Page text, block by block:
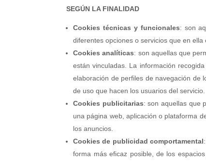
SEGÚN LA FINALIDAD
Cookies técnicas y funcionales: son
diferentes opciones o servicios que en ella
Cookies analíticas: son aquellas que
están vinculadas. La información
elaboración de perfiles de navegación de
de uso que hacen los usuarios del servicio.
Cookies publicitarias: son aquellas que
una página web, aplicación o plataforma
los anuncios.
Cookies de publicidad comportamental
forma más eficaz posible, de los